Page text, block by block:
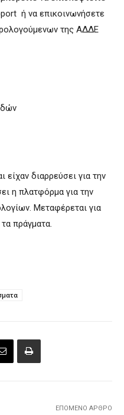
ή να επικοινωνήσετε
της ΑΔΔΕ
είχαν διαρρεύσει για την
η πλατφόρμα για την
Μεταφέρεται για
πράγματα.
ΕΠΌΜΕΝΟ ΆΡΘΡΟ